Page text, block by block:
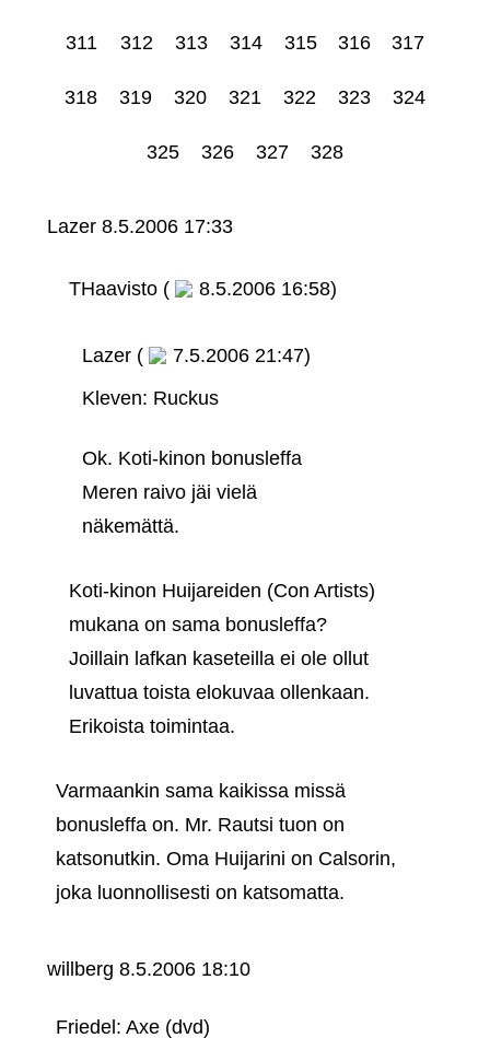
311 312 313 314 315 316 317
318 319 320 321 322 323 324
325 326 327 328
Lazer 8.5.2006 17:33
THaavisto ( 8.5.2006 16:58)
Lazer (
7.5.2006 21:47)
Kleven: Ruckus
Ok. Koti-kinon bonusleffa
Meren raivo jäi vielä
näkemättä.
Koti-kinon Huijareiden (Con Artists)
mukana on sama bonusleffa?
Joillain lafkan kaseteilla ei ole ollut
luvattua toista elokuvaa ollenkaan.
Erikoista toimintaa.
Varmaankin sama kaikissa missä
bonusleffa on. Mr. Rautsi tuon on
katsonutkin. Oma Huijarini on Calsorin,
joka luonnollisesti on katsomatta.
willberg 8.5.2006 18:10
Friedel: Axe (dvd)